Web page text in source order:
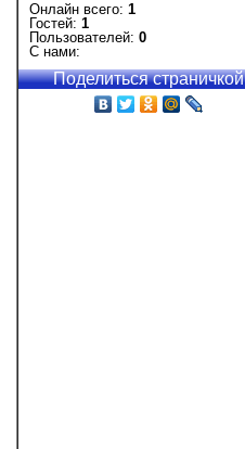
Онлайн всего: 1
Гостей: 1
Пользователей: 0
С нами:
Поделиться страничкой